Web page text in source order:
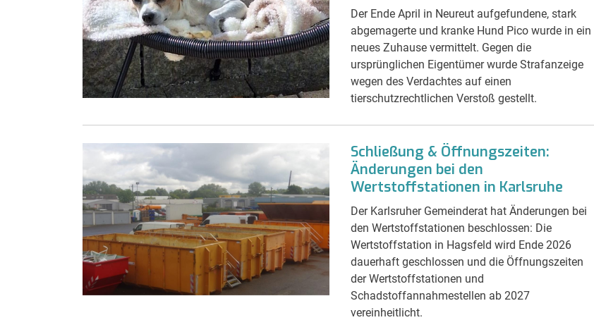
Der Ende April in Neureut aufgefundene, stark
abgemagerte und kranke Hund Pico wurde in ein
neues Zuhause vermittelt. Gegen die
ursprünglichen Eigentümer wurde Strafanzeige
wegen des Verdachtes auf einen
tierschutzrechtlichen Verstoß gestellt.
Schließung & Öffnungszeiten:
Änderungen bei den
Wertstoffstationen in Karlsruhe
Der Karlsruher Gemeinderat hat Änderungen bei
den Wertstoffstationen beschlossen: Die
Wertstoffstation in Hagsfeld wird Ende 2026
dauerhaft geschlossen und die Öffnungszeiten
der Wertstoffstationen und
Schadstoffannahmestellen ab 2027
vereinheitlicht.